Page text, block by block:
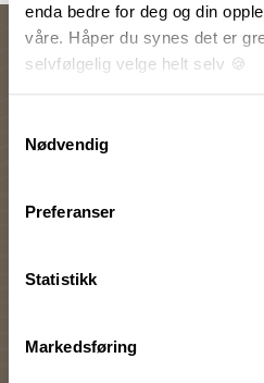
enda bedre for deg og din
våre. Håper du synes det er
selvfølgelig velge helt selv 🍪
Nødvendig
Preferanser
Statistikk
Markedsføring